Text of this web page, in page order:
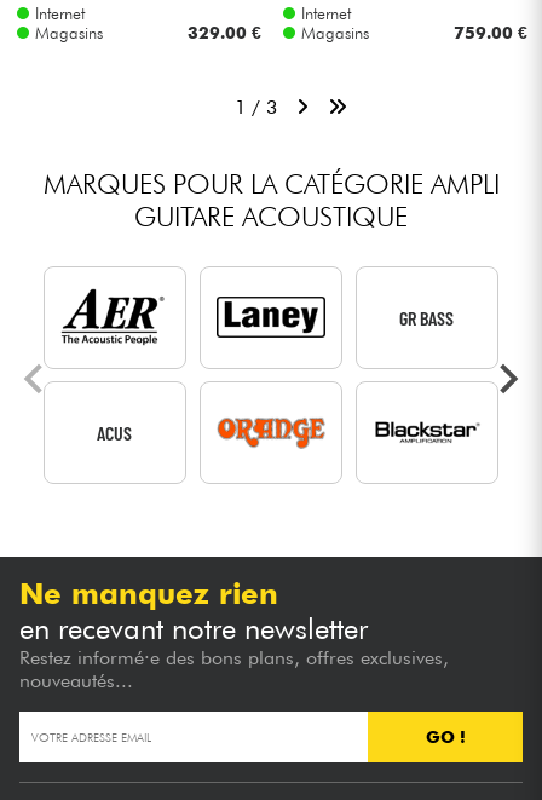
Internet
Magasins
329.00 €
Internet
Magasins
759.00 €
1 / 3
MARQUES POUR LA CATÉGORIE AMPLI
GUITARE ACOUSTIQUE
ACUS
GR BASS
Ne manquez rien
en recevant notre newsletter
Restez informé·e des bons plans, offres exclusives,
nouveautés...
GO !